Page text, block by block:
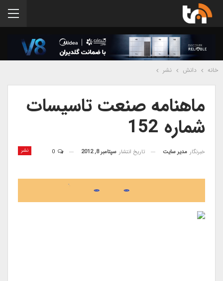
خانه دانش نشر
ماهنامه صنعت تاسیسات
شماره 152
نشر خبرنگار مدیر سایت تاریخ انتشار سپتامبر 8, 2012